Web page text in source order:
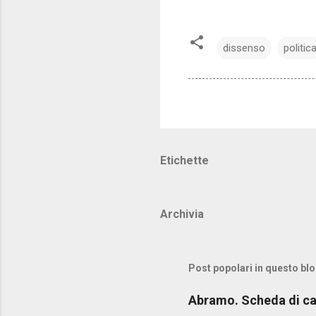
dissenso politica
Etichette
Archivia
Post popolari in questo
Abramo. Scheda di